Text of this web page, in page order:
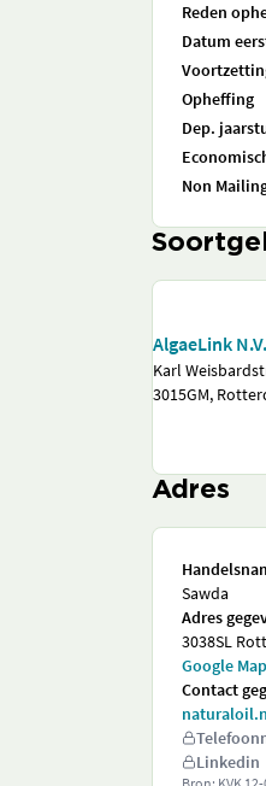
Reden
Datum
Opheffing
Dep.
Non
AlgaeLink N.V.
Karl
3015GM,
Adres
Sawda
Adres
3038SL
Google
Contact
Linkedin